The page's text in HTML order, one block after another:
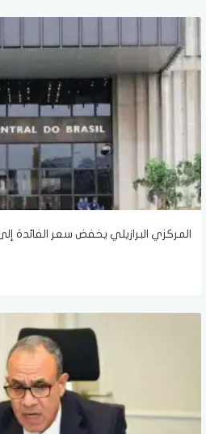
المركزي البرازيلي يخفض سعر الفائدة إلى 14% قبل الانتخابات